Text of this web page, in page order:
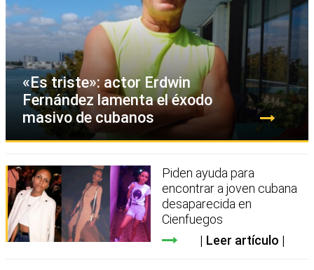
«Es triste»: actor Erdwin
Fernández lamenta el éxodo
masivo de cubanos
Piden ayuda para
encontrar a joven cubana
desaparecida en
Cienfuegos
Leer artículo